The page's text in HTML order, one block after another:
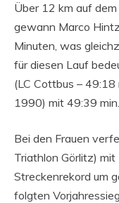
Über 12 km auf
gewann Marco
Minuten, was
für diesen Lauf
(LC Cottbus –
1990) mit 49:39 min.
Bei den Frauen
Triathlon Görlitz)
Streckenrekord um
folgten